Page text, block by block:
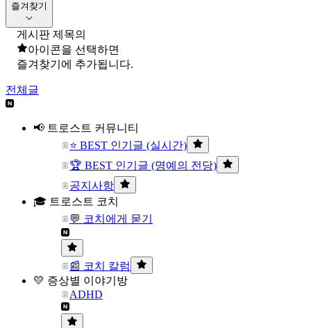
즐겨찾기
게시판 제목의
아이콘을 선택하면
즐겨찾기에 추가됩니다.
전체글
📢 트로스트 커뮤니티
⭐ BEST 인기글 (실시간)
🏆 BEST 인기글 (명예의 전당)
공지사항
🎓 트로스트 코치
💬 코치에게 묻기
📰 코치 칼럼
💛 증상별 이야기방
ADHD